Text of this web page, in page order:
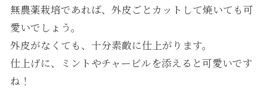
無農薬栽培であれば、外皮ごとカットして焼いても可
愛いでしょう。
外皮がなくても、十分素敵に仕上がります。
仕上げに、ミントやチャービルを添えると可愛いです
ね！